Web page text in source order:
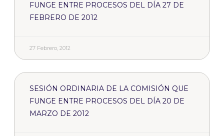
FUNGE ENTRE PROCESOS DEL DÍA 27 DE
FEBRERO DE 2012
27 Febrero, 2012
SESIÓN ORDINARIA DE LA COMISIÓN QUE
FUNGE ENTRE PROCESOS DEL DÍA 20 DE
MARZO DE 2012